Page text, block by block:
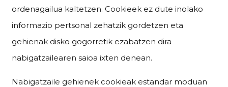
ordenagailua kaltetzen. Cookieek ez dute inolako
informazio pertsonal zehatzik gordetzen eta
gehienak disko gogorretik ezabatzen dira
nabigatzailearen saioa ixten denean.
Nabigatzaile gehienek cookieak estandar moduan